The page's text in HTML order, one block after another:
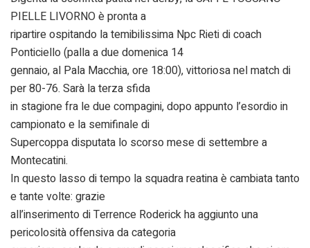
PIELLE LIVORNO è pronta a
ripartire ospitando la temibilissima Npc Rieti di coach
Ponticiello (palla a due domenica 14
gennaio, al Pala Macchia, ore 18:00), vittoriosa nel match di
per 80-76. Sarà la terza sfida
in stagione fra le due compagini, dopo appunto l’esordio in
campionato e la semifinale di
Supercoppa disputata lo scorso mese di settembre a
Montecatini.
In questo lasso di tempo la squadra reatina è cambiata tanto
e tante volte: grazie
all’inserimento di Terrence Roderick ha aggiunto una
pericolosità offensiva da categoria